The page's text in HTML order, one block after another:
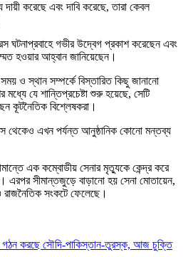
করেছে এবং দাবি করেছে, তারা কেবল
ঘটনাপ্রবাহে গভীর উদ্বেগ প্রকাশ করেছেন এবং
হওয়ার আহ্বান জানিয়েছেন।
ও স্থান সম্পর্কে বিস্তারিত কিছু জানানো
যে শান্তিপ্রচেষ্টা শুরু হয়েছে, সেটি
কূটনৈতিক বিশ্লেষকরা।
থেকেও এখন পর্যন্ত আনুষ্ঠানিক কোনো মন্তব্য
এক কম্বোডীয় সেনার মৃত্যুকে কেন্দ্র করে
এরপর সীমান্তজুড়ে বাড়ানো হয় সেনা মোতায়েন,
রাজনৈতিক সংকটে ফেলেছে।
গঠন করছে সৌদি-পাকিস্তান-তুরস্ক, আজ চুক্তি